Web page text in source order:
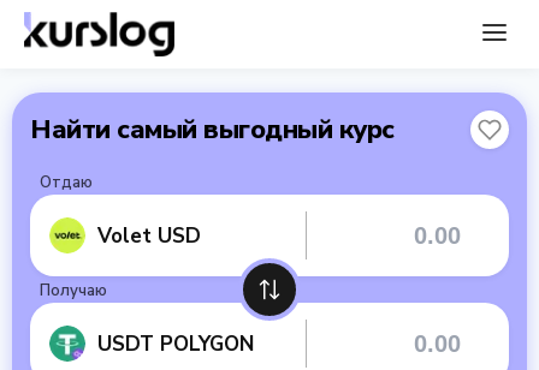
Найти самый выгодный курс
Отдаю
Volet USD
Получаю
USDT POLYGON